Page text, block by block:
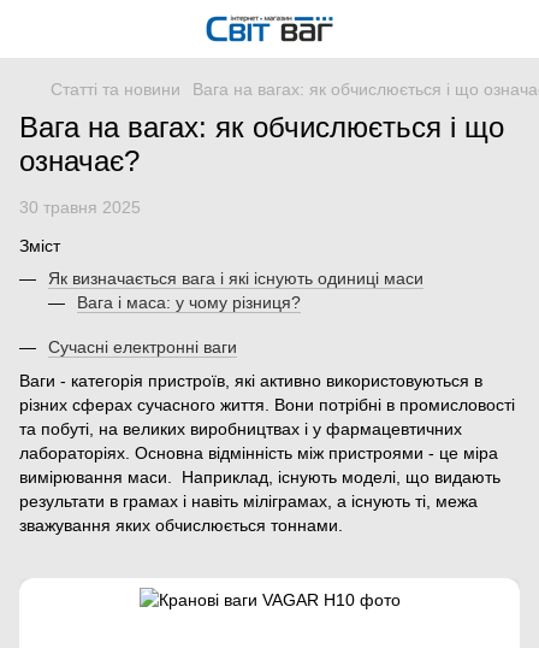
Статті та новини Вага на вагах: як обчислюється і що
Вага на вагах: як обчислюється і що
означає?
30 травня 2025
Зміст
Як визначається вага і які існують одиниці маси
Вага і маса: у чому різниця?
Сучасні електронні ваги
Ваги - категорія пристроїв, які активно використовуються в
різних сферах сучасного життя. Вони потрібні в промисловості
та побуті, на великих виробництвах і у фармацевтичних
лабораторіях. Основна відмінність між пристроями - це міра
вимірювання маси. Наприклад, існують моделі, що видають
результати в грамах і навіть міліграмах, а існують ті, межа
зважування яких обчислюється тоннами.